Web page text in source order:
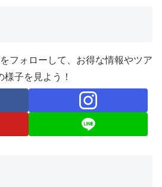
フォローして、お得な情報やツア
様子を見よう！